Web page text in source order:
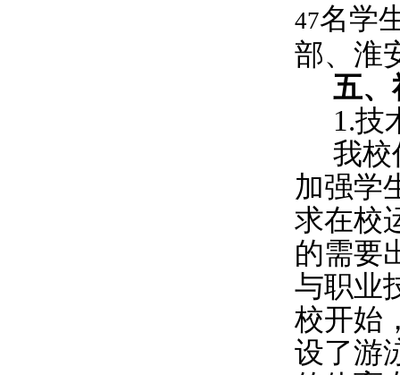
47名学
部、淮
五、
1.技
我校
加强学
求在校
的需要
与职业
校开始
设了游